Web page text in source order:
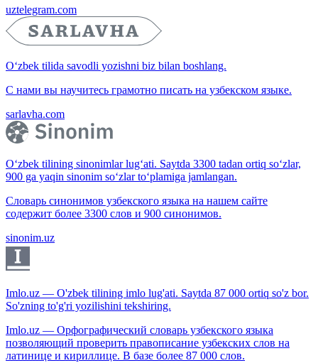
uztelegram.com
O‘zbek tilida savodli yozishni biz bilan boshlang.
С нами вы научитесь грамотно писать на узбекском языке.
sarlavha.com
O‘zbek tilining sinonimlar lug‘ati. Saytda 3300 tadan ortiq so‘zlar,
900 ga yaqin sinonim so‘zlar to‘plamiga jamlangan.
Словарь синонимов узбекского языка на нашем сайте
содержит более 3300 слов и 900 синонимов.
sinonim.uz
Imlo.uz — O'zbek tilining imlo lug'ati. Saytda 87 000 ortiq so'z bor.
So'zning to'g'ri yozilishini tekshiring.
Imlo.uz — Орфографический словарь узбекского языка
позволяющий проверить правописание узбекских слов на
латинице и кириллице. В базе более 87 000 слов.